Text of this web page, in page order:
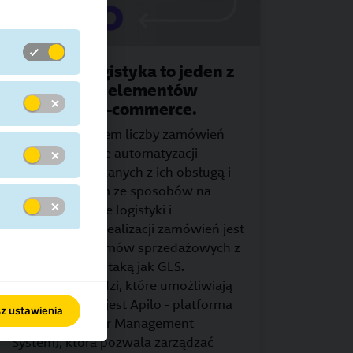
Sprawna logistyka to jeden z
kluczowych elementów
sukcesu w e-commerce.
Wraz ze wzrostem liczby zamówień
rośnie znaczenie automatyzacji
procesów związanych z ich obsługą i
wysyłką. Jednym ze sposobów na
uporządkowanie logistyki i
przyspieszenie realizacji zamówień jest
integracja systemów sprzedażowych z
firmą kurierską, taką jak GLS.
Jednym z narzędzi, które umożliwiają
taką integrację, jest Apilo - platforma
typu OMS (Order Management
System), która pozwala zarządzać
ustawienia